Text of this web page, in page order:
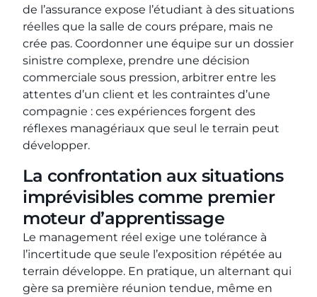
de l’assurance expose l’étudiant à des situations
réelles que la salle de cours prépare, mais ne
crée pas. Coordonner une équipe sur un dossier
sinistre complexe, prendre une décision
commerciale sous pression, arbitrer entre les
attentes d’un client et les contraintes d’une
compagnie : ces expériences forgent des
réflexes managériaux que seul le terrain peut
développer.
La confrontation aux situations
imprévisibles comme premier
moteur d’apprentissage
Le management réel exige une tolérance à
l’incertitude que seule l’exposition répétée au
terrain développe. En pratique, un alternant qui
gère sa première réunion tendue, même en